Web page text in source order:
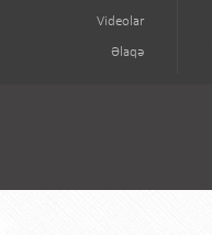
Videolar
Əlaqə